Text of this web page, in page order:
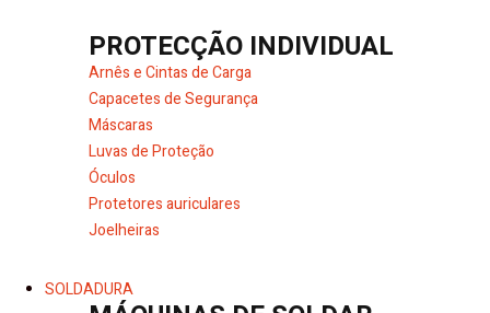
PROTECÇÃO INDIVIDUAL
Arnês e Cintas de Carga
Capacetes de Segurança
Máscaras
Luvas de Proteção
Óculos
Protetores auriculares
Joelheiras
SOLDADURA